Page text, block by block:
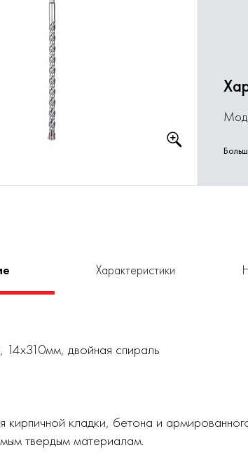
Характеристики
14x310мм, двойная спираль
кирпичной кладки, бетона и
твердым материалам.